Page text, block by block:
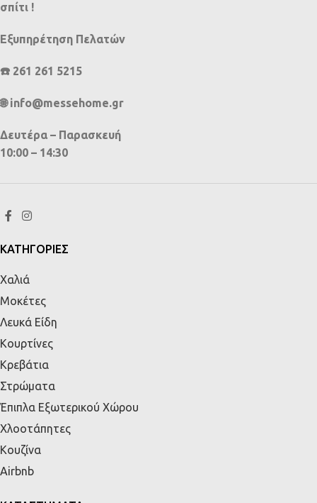
σπίτι !
Εξυπηρέτηση Πελατών
☎️ 261 261 5215
🌐 info@messehome.gr
Δευτέρα – Παρασκευή
10:00 – 14:30
ΚΑΤΗΓΟΡΙΕΣ
Χαλιά
Μοκέτες
Λευκά Είδη
Κουρτίνες
Κρεβάτια
Στρώματα
Έπιπλα Εξωτερικού Χώρου
Χλοοτάπητες
Κουζίνα
Airbnb